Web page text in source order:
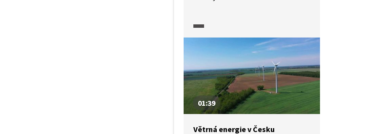
chceme klimatickou krizi odvrátit,
musíme tyto emise okamžitě
snížit. Pro Česko to znamená jasný
odklon od spalování fosilních paliv
a jejich nahrazení obnovitelnými
zdroji a nízkouhlíkovou výrobou.
01:39
Větrná energie v Česku